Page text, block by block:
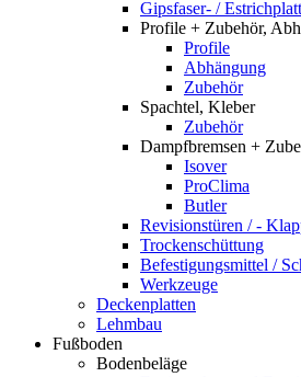
Gipsfaser- /
Profile + Zubehör,
Profile
Abhängung
Zubehör
Spachtel, Kleber
Zubehör
Dampfbremsen +
Isover
ProClima
Butler
Revisionstüren / -
Trockenschüttung
Befestigungsmittel /
Werkzeuge
Deckenplatten
Lehmbau
Fußboden
Bodenbeläge